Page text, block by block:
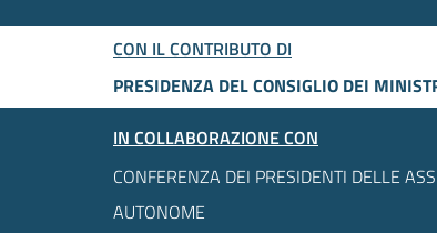
CON IL CONTRIBUTO DI
PRESIDENZA DEL CONSIGLIO DEI
IN COLLABORAZIONE CON
CONFERENZA DEI PRESIDENTI DELLE
AUTONOME